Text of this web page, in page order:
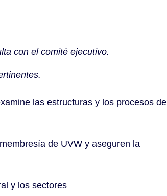
con el comité ejecutivo.
las estructuras y los procesos de
de UVW y aseguren la
y los sectores